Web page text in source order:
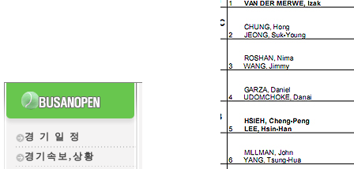
경 기 일 정
경기속보,상황